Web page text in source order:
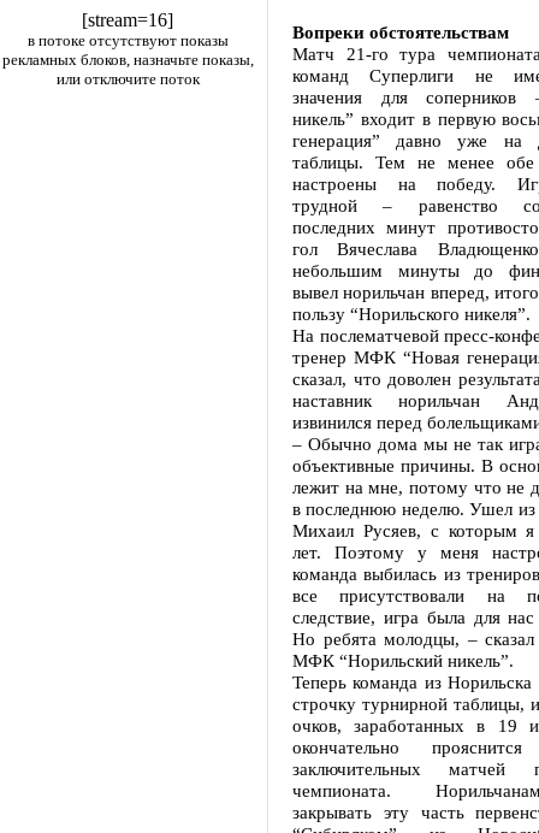
[stream=16]
в потоке отсутствуют показы
рекламных блоков, назначьте показы,
или отключите поток
Вопреки обстоятельствам
Матч 21-го тура
команд Суперлиги не
значения для соперников
никель” входит в первую
генерация” давно уже на
таблицы. Тем не менее
настроены на победу.
трудной – равенство
последних минут
гол Вячеслава
небольшим минуты до
вывел норильчан вперед,
пользу “Норильского никеля”.
На послематчевой пресс-
тренер МФК “Новая
сказал, что доволен
наставник норильчан
извинился перед
– Обычно дома мы не так
объективные причины. В
лежит на мне, потому что не
в последнюю неделю. Ушел
Михаил Русяев, с которым
лет. Поэтому у меня
команда выбилась из
все присутствовали на
следствие, игра была для
Но ребята молодцы, – сказал
МФК “Норильский никель”.
Теперь команда из
строчку турнирной таблицы,
очков, заработанных в 19
окончательно
заключительных матчей
чемпионата.
закрывать эту часть